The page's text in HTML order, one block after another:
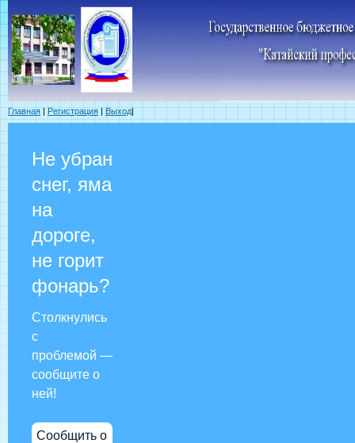
Главная | Регистрация | Выход|
Не убран
снег, яма
на
дороге,
не горит
фонарь?
Столкнулись
с
проблемой —
сообщите о
ней!
Сообщить о